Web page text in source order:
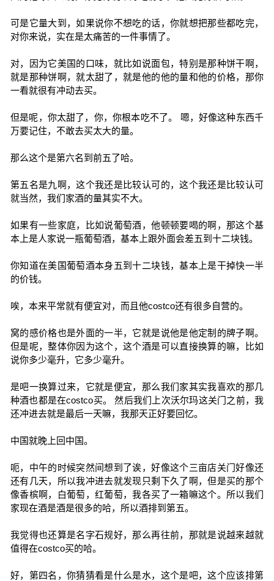
可是它量大到，如果说你不想吃的话，你就想把那些都吃完，
对你来说，实在是太痛苦的一件事情了。
对，因为它美国的口味，就比如说面包，特别是那种饼干啊，
就是那种饼啊，就太甜了，就是他的他的量和他的价格，那你
一看就很有冲动去买。
但是呢，你太甜了，你，你根本吃不了。 嗯，好像这种东西千
万要记住，不敢去买太大的量。
那么这个是第六名到前五了哈。
第五名是九啊，这个我还是比较认可的，这个我还是比较认可
就当然，我们家酒的量其实不大。
如果有一些家庭，比如说葡萄酒，他顿顿要喝的啊，那这个基
本上是人家说一瓶葡萄酒，基本上跟外面会差五到十二块钱。
你知道在美国葡萄酒本身五到十二块钱，基本上是干掉快一半
的价钱。
唉，本来平常就有便宜对，而且他costco还有很多自营的。
窝的感价格也是外面的一半，它就是说他是他定制的牌子啊。
但是呢，整体你因为这个，这个酒是可以直接换算的嘛，比如
说你多少毫升，它多少毫升。
是吧一换算过来，它就是便宜，那么我们家其实我喜欢的那几
种酒也都是在costco买。 然后我们上次沃尔玛这关门之前，我
还冲进去就是最后一天嘛，我那天正好要回忆。
中国就晚上回中国。
呃，中午的时候突然间想到了诶，好像这个三亩店关门好像还
还有几天，所以我冲进去就发现只剩下久了啊，但是买的那个
像香槟啊，白葡萄，红葡萄，我各买了一箱嘛这个。所以我们
家现在酒是酒是很多的哈，所以酒排到第五。
我觉得也还算是名字石规好，那么再往前，那就是说越来越就
值得在costco买的哈。
好，第四名，你猜猜看是什么是水，这个是吧，这个应该排第